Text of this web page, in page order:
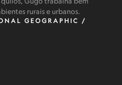
rurais e urbanos.
GEOGRAPHIC /